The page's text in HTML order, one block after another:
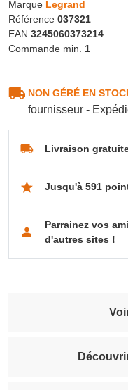
Marque Legrand
Référence 037321
EAN 3245060373214
Commande min. 1
NON GÉRÉ EN
fournisseur -
Livraison
Jusqu'à 591
Parrainez vos
d'autres sites !